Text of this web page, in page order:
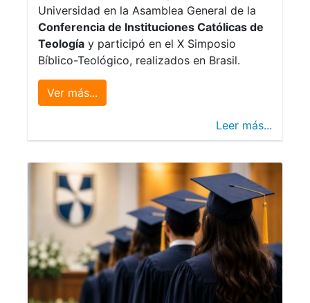
Universidad en la Asamblea General de la
Conferencia de Instituciones Católicas de
Teología y participó en el X Simposio
Bíblico-Teológico, realizados en Brasil.
Ver más...
Leer más...